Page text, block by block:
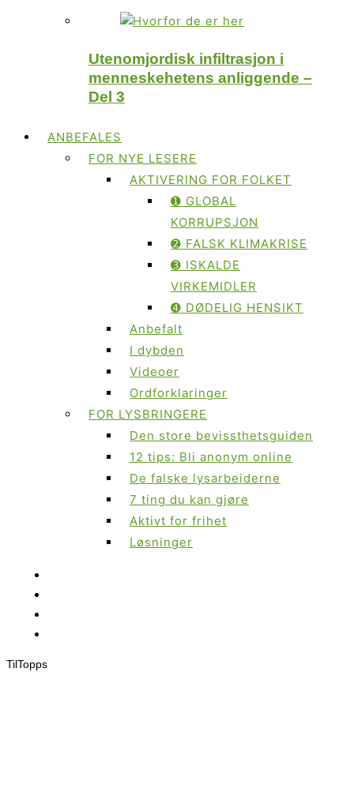
Utenomjordisk infiltrasjon i
menneskehetens anliggende –
Del 3
ANBEFALES
FOR NYE LESERE
AKTIVERING FOR FOLKET
➊ GLOBAL
KORRUPSJON
➋ FALSK KLIMAKRISE
➌ ISKALDE
VIRKEMIDLER
➍ DØDELIG HENSIKT
Anbefalt
I dybden
Videoer
Ordforklaringer
FOR LYSBRINGERE
Den store bevissthetsguiden
12 tips: Bli anonym online
De falske lysarbeiderne
7 ting du kan gjøre
Aktivt for frihet
Løsninger
TilTopps